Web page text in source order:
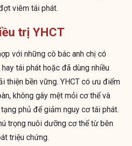
viêm tái phát.
trị YHCT
với những cô bác anh chị có
tái phát hoặc đã dùng nhiều
thiện bền vững. YHCT có ưu điểm
không gây mệt mỏi cơ thể và
phủ để giảm nguy cơ tái phát.
trọng nuôi dưỡng cơ thể từ bên
triệu chứng.